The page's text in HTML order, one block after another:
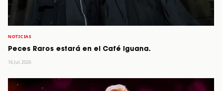
NOTICIAS
Peces Raros estará en el Café Iguana.
16 Jul, 2026